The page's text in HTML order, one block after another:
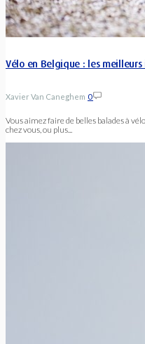
Vélo en Belgique : les
Xavier Van Caneghem 0
Vous aimez faire de belles balades à
chez vous, ou plus...